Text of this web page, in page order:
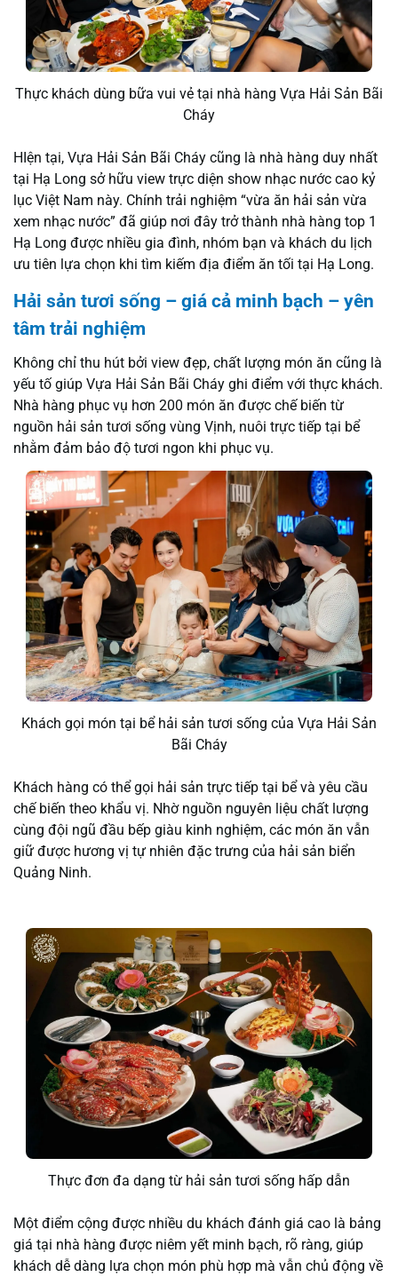
Thực khách dùng bữa vui vẻ tại nhà hàng Vựa Hải Sản Bãi
Cháy
HIện tại, Vựa Hải Sản Bãi Cháy cũng là nhà hàng duy nhất
tại Hạ Long sở hữu view trực diện show nhạc nước cao kỷ
lục Việt Nam này. Chính trải nghiệm “vừa ăn hải sản vừa
xem nhạc nước” đã giúp nơi đây trở thành nhà hàng top 1
Hạ Long được nhiều gia đình, nhóm bạn và khách du lịch
ưu tiên lựa chọn khi tìm kiếm địa điểm ăn tối tại Hạ Long.
Hải sản tươi sống – giá cả minh bạch – yên
tâm trải nghiệm
Không chỉ thu hút bởi view đẹp, chất lượng món ăn cũng là
yếu tố giúp Vựa Hải Sản Bãi Cháy ghi điểm với thực khách.
Nhà hàng phục vụ hơn 200 món ăn được chế biến từ
nguồn hải sản tươi sống vùng Vịnh, nuôi trực tiếp tại bể
nhằm đảm bảo độ tươi ngon khi phục vụ.
Khách gọi món tại bể hải sản tươi sống của Vựa Hải Sản
Bãi Cháy
Khách hàng có thể gọi hải sản trực tiếp tại bể và yêu cầu
chế biến theo khẩu vị. Nhờ nguồn nguyên liệu chất lượng
cùng đội ngũ đầu bếp giàu kinh nghiệm, các món ăn vẫn
giữ được hương vị tự nhiên đặc trưng của hải sản biển
Quảng Ninh.
Thực đơn đa dạng từ hải sản tươi sống hấp dẫn
Một điểm cộng được nhiều du khách đánh giá cao là bảng
giá tại nhà hàng được niêm yết minh bạch, rõ ràng, giúp
khách dễ dàng lựa chọn món phù hợp mà vẫn chủ động về